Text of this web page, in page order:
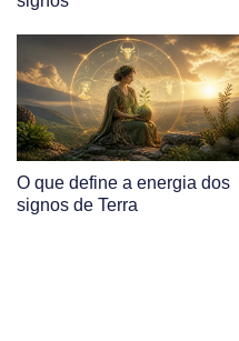
O que define a energia dos
signos de Terra